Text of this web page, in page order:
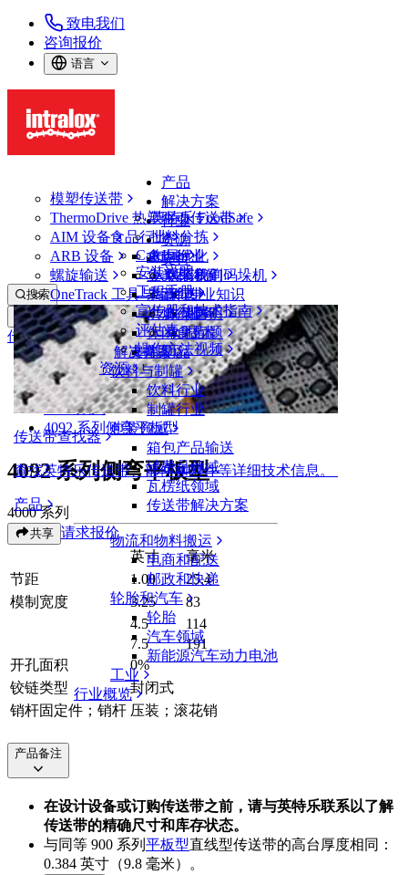
致电我们
咨询报价
语言
产品
模塑传送带
ThermoDrive 热塑驱动传送带
AIM 设备
ARB 设备
螺旋输送
OneTrack 工具与组件
传送带查找器
查找英特乐传送带、部件和附件等详细技术信息。
产品
解决方案
英特乐 FoodSafe
批料分拣
布局优化
从包装机到码垛机
专业知识
服务
技术
解决方案
行业
食品行业
禽肉行业
鱼类和海鲜
果蔬行业
烘焙行业
休闲食品
乳制品
饮料与制罐
饮料行业
制罐行业
包装领域
箱包产品输送
消费品领域
瓦楞纸领域
传送带解决方案
物流和物料搬运
电商和配送
邮政和快递
轮胎和汽车
轮胎
汽车领域
新能源汽车动力电池
工业
行业概览
资源
CalcLab
安装说明
工程手册
宣传册和技术指南
评估表
操作方法视频
资源
支持
联系我们
保证
政策声明
常见问题
支持
搜索
打开菜单
传送带查找器
传送带查找器
模塑传送带
4000 系列
4092 系列侧弯平板型
4092 系列侧弯平板型
4000 系列
共享 请求报价
英寸
毫米
节距
1.00
25.4
模制宽度
3.25
83
4.5
114
7.5
191
开孔面积
0%
铰链类型
封闭式
销杆固定件；销杆 压装；滚花销
产品备注
在设计设备或订购传送带之前，请与英特乐联系以了解
传送带的精确尺寸和库存状态。
与同等 900 系列 平板型直线型传送带的高台厚度相同：
0.384 英寸（9.8 毫米）。